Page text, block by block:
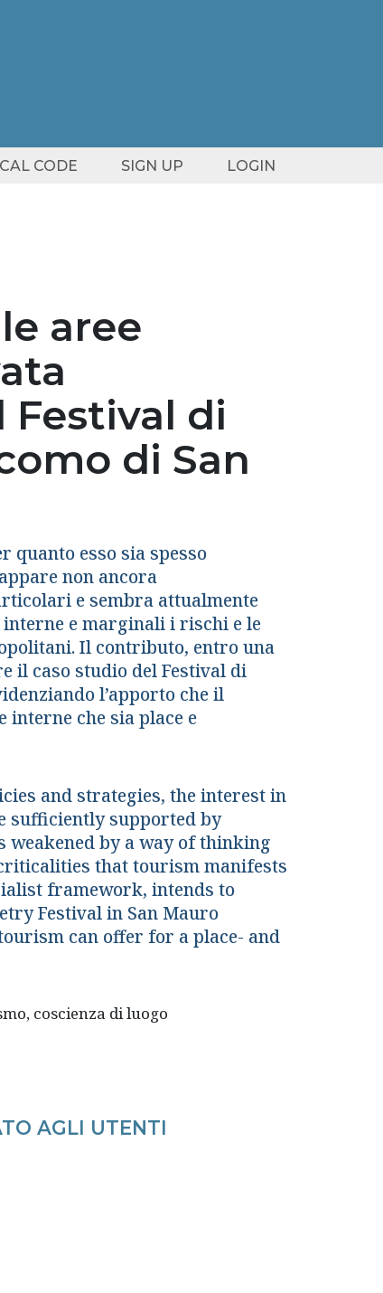
CODE SIGN UP LOGIN
aree
Festival di
di San
quanto esso sia spesso
non ancora
e sembra attualmente
e marginali i rischi e le
Il contributo, entro una
il caso studio del Festival di
l’apporto che il
che sia place e
and strategies, the interest in
sufficiently supported by
by a way of thinking
that tourism manifests
framework, intends to
Festival in San Mauro
can offer for a place- and
coscienza di luogo
AGLI UTENTI